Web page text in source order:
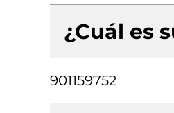
¿Cuál es
901159752